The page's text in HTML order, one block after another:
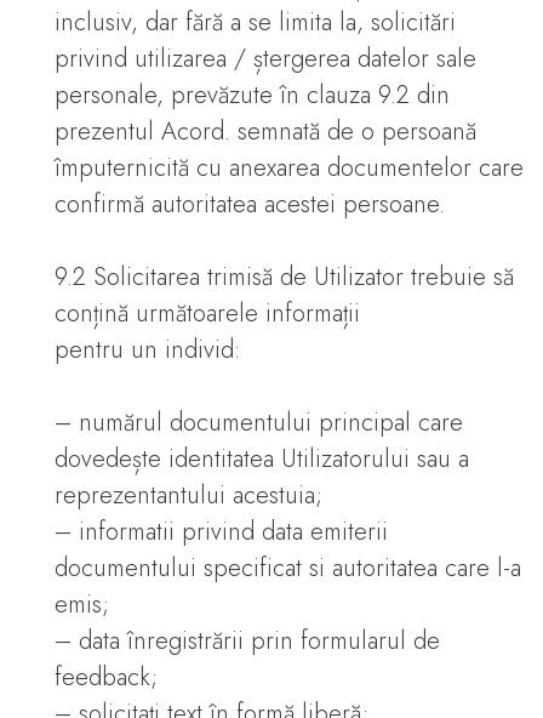
inclusiv, dar fără a se limita la, solicitări
privind utilizarea / ștergerea datelor sale
personale, prevăzute în clauza 9.2 din
prezentul Acord. semnată de o persoană
împuternicită cu anexarea documentelor care
confirmă autoritatea acestei persoane.
9.2 Solicitarea trimisă de Utilizator trebuie să
conțină următoarele informații
pentru un individ:
– numărul documentului principal care
dovedește identitatea Utilizatorului sau a
reprezentantului acestuia;
– informatii privind data emiterii
documentului specificat si autoritatea care l-a
emis;
– data înregistrării prin formularul de
feedback;